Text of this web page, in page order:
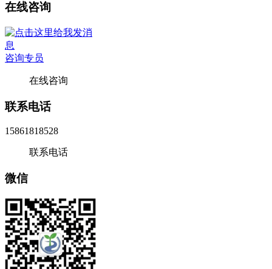
在线咨询
咨询专员
在线咨询
联系电话
15861818528
联系电话
微信